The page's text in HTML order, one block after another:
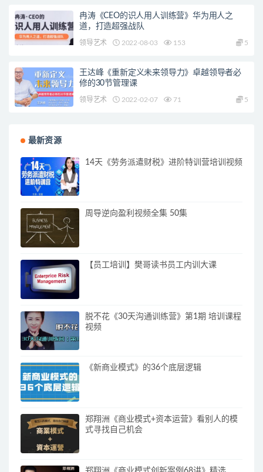
冉涛《CEO的识人用人训练营》华为用人之
道，打造超强战队
领导艺术 2022-08-03 153 5
王达峰《重新定义未来领导力》卓越领导者必
修的30节管理课
领导艺术 2022-02-07 71 5
最新资源
14天《劳务派遣财税》进阶特训营培训视频
周导逆向盈利视频全集 50集
【员工培训】樊哥读书员工内训大课
脱不花《30天沟通训练营》第1期 培训课程
视频
《新商业模式》的36个底层逻辑
郑翔洲《商业模式+资本运营》看别人的模
式寻找自己机会